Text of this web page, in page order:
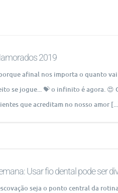
2019
afinal nos importa o quanto vai
se jogue... 💝 o infinito é agora. 😍
que acreditam no nosso amor
Usar fio dental pode ser
seja o ponto central da